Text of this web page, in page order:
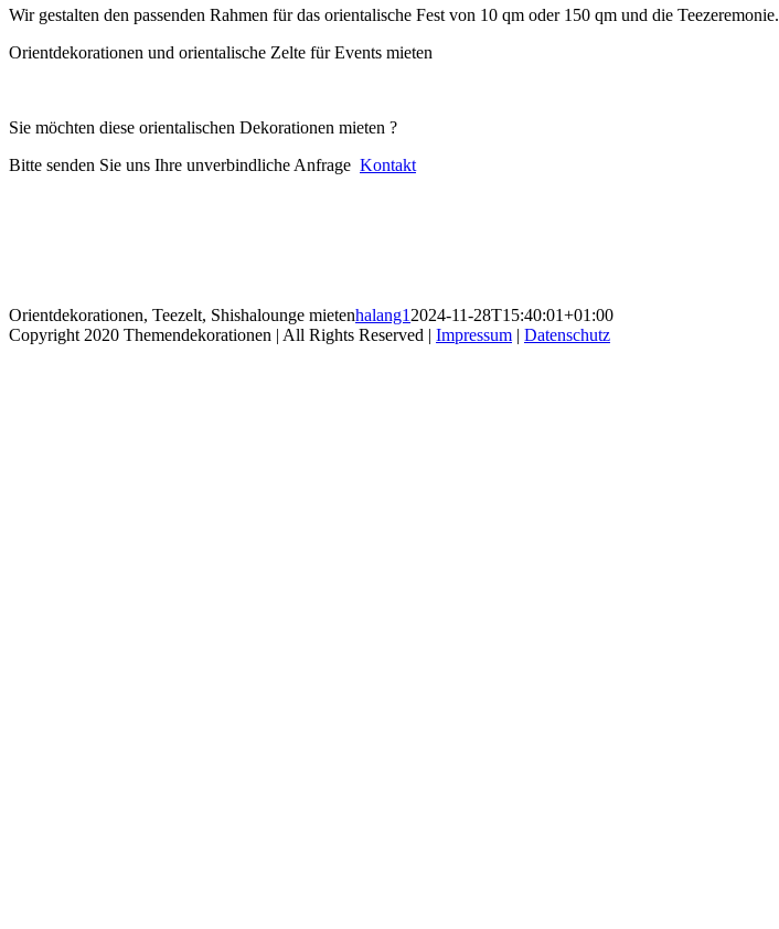
Wir gestalten den passenden Rahmen für das orientalische Fest von 10 qm oder 150 qm und die Teezeremonie.
Orientdekorationen und orientalische Zelte für Events mieten
Sie möchten diese orientalischen Dekorationen mieten ?
Bitte senden Sie uns Ihre unverbindliche Anfrage Kontakt
Orientdekorationen, Teezelt, Shishalounge mietenhalang1 2024-11-28T15:40:01+01:00
Copyright 2020 Themendekorationen | All Rights Reserved | Impressum | Datenschutz